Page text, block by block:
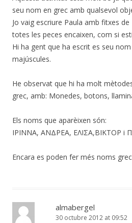
seu nom en grec amb qualsevol
Jo vaig escriure Paula amb fitxes
totes les peces encaixen, com si
Hi ha gent que ha escrit es seu
majúscules.
He observat que hi ha molt
grec, amb: Monedes, botons,
Els noms que aparèixen són:
ΙΡΙΝΝΑ, ΑΝΔΡΕΑ, ΕΛΙΣΑ,ΒΙΚΤΟΡ i
Encara es poden fer més noms
almabergel
30 octubre 2012 at 09:52